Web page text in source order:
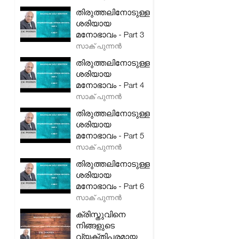
തിരുത്തലിനോടുള്ള
ശരിയായ
മനോഭാവം - Part 3
സാക് പുന്നൻ
തിരുത്തലിനോടുള്ള
ശരിയായ
മനോഭാവം - Part 4
സാക് പുന്നൻ
തിരുത്തലിനോടുള്ള
ശരിയായ
മനോഭാവം - Part 5
സാക് പുന്നൻ
തിരുത്തലിനോടുള്ള
ശരിയായ
മനോഭാവം - Part 6
സാക് പുന്നൻ
ക്രിസ്തുവിനെ
നിങ്ങളുടെ
വ്യക്തിപരമായ